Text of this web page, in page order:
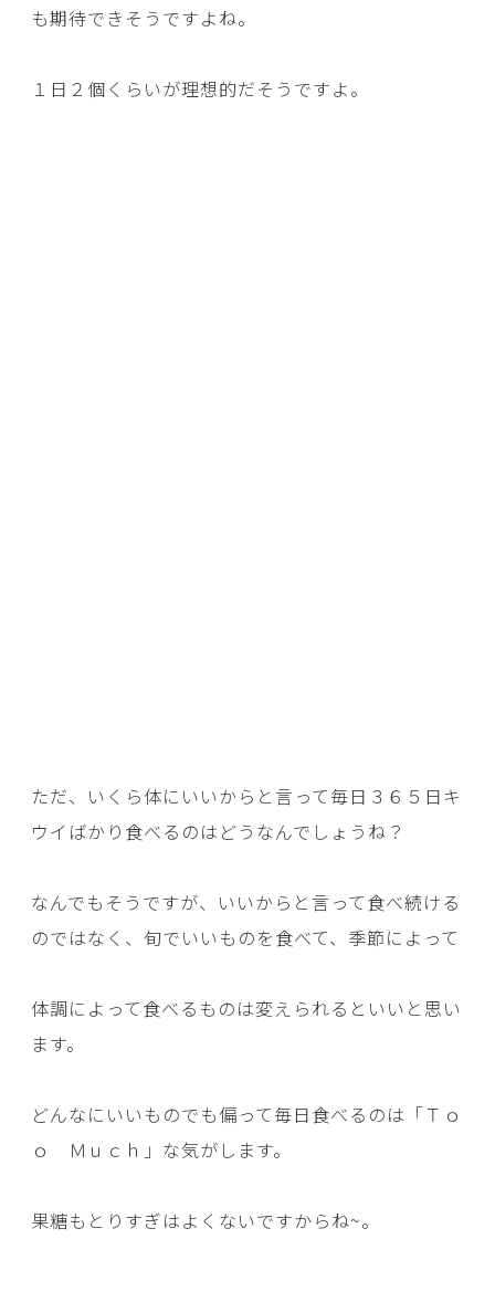
も期待できそうですよね。
１日２個くらいが理想的だそうですよ。
ただ、いくら体にいいからと言って毎日３６５日キ
ウイばかり食べるのはどうなんでしょうね？
なんでもそうですが、いいからと言って食べ続ける
のではなく、旬でいいものを食べて、季節によって
体調によって食べるものは変えられるといいと思い
ます。
どんなにいいものでも偏って毎日食べるのは「Ｔｏ
ｏ Ｍｕｃｈ」な気がします。
果糖もとりすぎはよくないですからね~。